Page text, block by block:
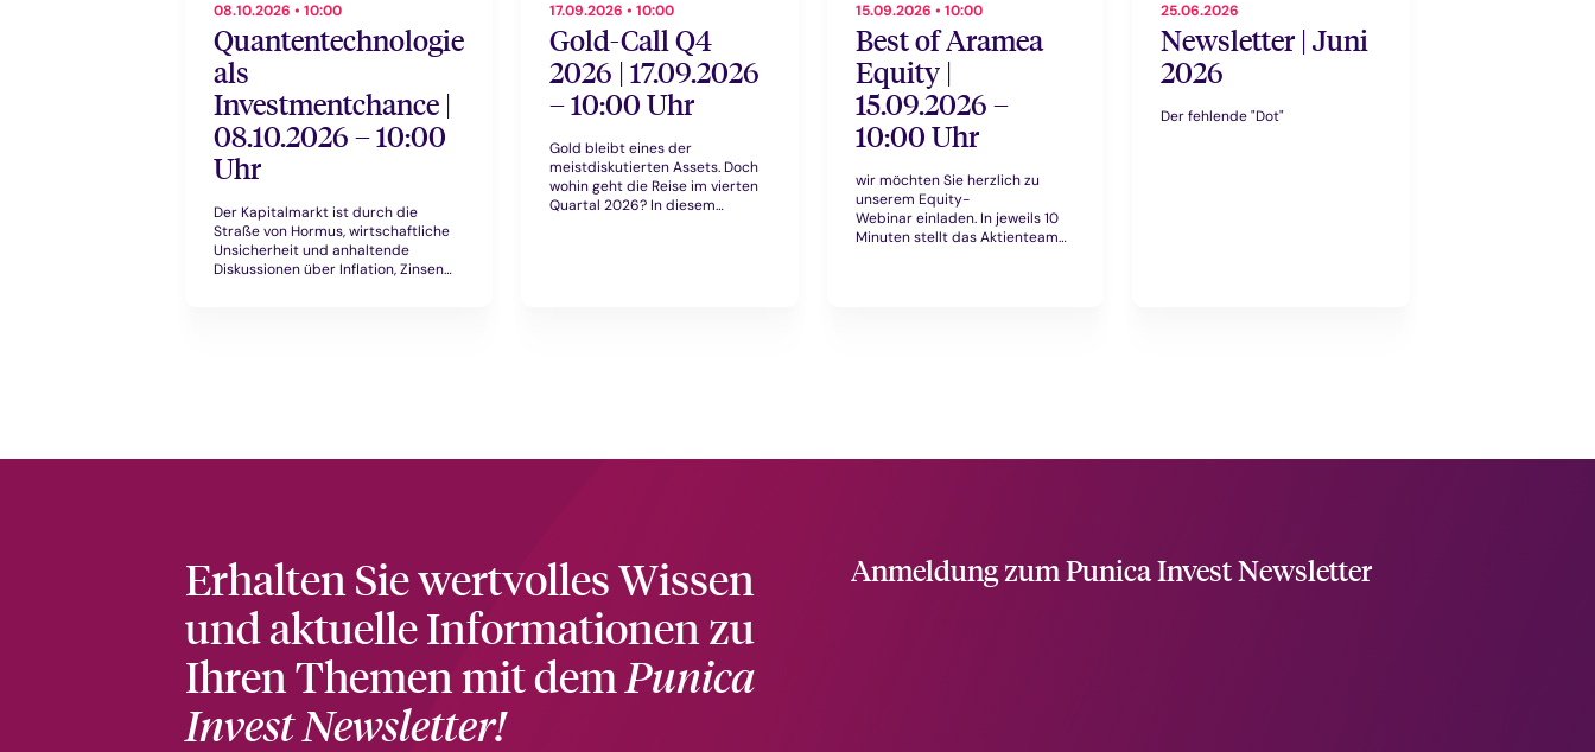
08.10.2026 • 10:00
Quantentechnologie
als
Investmentchance |
08.10.2026 – 10:00
Uhr
Der Kapitalmarkt ist durch die
Straße von Hormus, wirtschaftliche
Unsicherheit und anhaltende
Diskussionen über Inflation, Zinsen
Zentralbanken sowie auf Golds Rolle
17.09.2026 • 10:00
Gold-Call Q4
2026 | 17.09.2026
– 10:00 Uhr
Gold bleibt eines der
meistdiskutierten Assets. Doch
wohin geht die Reise im vierten
Quartal 2026? In diesem
15.09.2026 • 10:00
Best of Aramea
Equity |
15.09.2026 –
10:00 Uhr
wir möchten Sie herzlich zu
unserem Equity-
Webinar einladen. In jeweils 10
Minuten stellt das Aktienteam
25.06.2026
Newsletter | Juni
2026
Der fehlende "Dot"
Erhalten Sie wertvolles Wissen
und aktuelle Informationen zu
Ihren Themen mit demPunica
Invest Newsletter!
Anmeldung zum Punica Invest Newsletter